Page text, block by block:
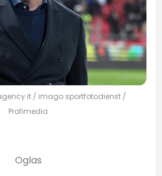
/ imago sportfotodienst /
Profimedia